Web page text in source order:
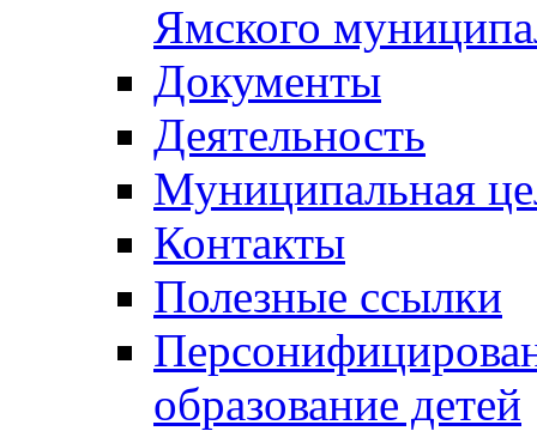
Ямского
Документы
Деятельность
Муниципальная
Контакты
Полезные ссылки
образование детей